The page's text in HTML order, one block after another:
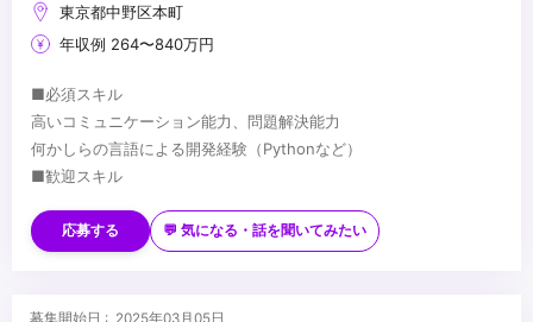
東京都中野区本町
年収例 264〜840万円
■必須スキル
高いコミュニケーション能力、問題解決能力
何かしらの言語による開発経験（Pythonなど）
■歓迎スキル
Python2.x/3.xに精通している
PySide/PyQtによるGUIツールの作成経験
Mayaのツール開発
応募する 💬 気になる・話を聞いてみたい
募集開始日 : 2025年03月05日